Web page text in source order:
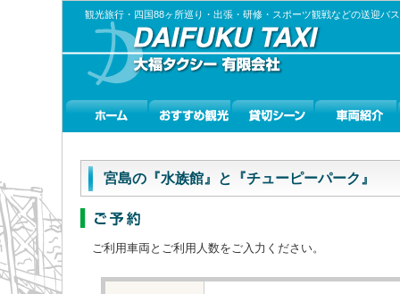
観光旅行・四国88ヶ所巡り・出張・研修・スポーツ観戦などの送迎バ
宮島の『水族館』と『チューピーパーク』
ご利用車両とご利用人数をご入力ください。